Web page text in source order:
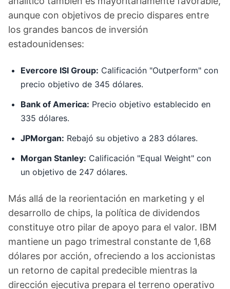
aunque con objetivos de precio dispares entre
los grandes bancos de inversión
estadounidenses:
Evercore ISI Group: Calificación "Outperform" con
precio objetivo de 345 dólares.
Bank of America: Precio objetivo establecido en
335 dólares.
JPMorgan: Rebajó su objetivo a 283 dólares.
Morgan Stanley: Calificación "Equal Weight" con
un objetivo de 247 dólares.
Más allá de la reorientación en marketing y el
desarrollo de chips, la política de dividendos
constituye otro pilar de apoyo para el valor. IBM
mantiene un pago trimestral constante de 1,68
dólares por acción, ofreciendo a los accionistas
un retorno de capital predecible mientras la
dirección ejecutiva prepara el terreno operativo